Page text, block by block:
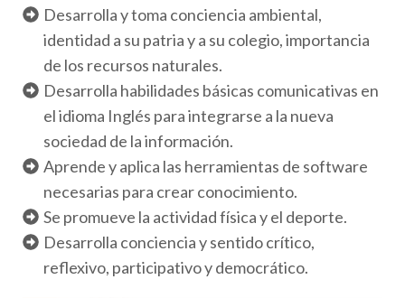
Desarrolla y toma conciencia ambiental,
identidad a su patria y a su colegio, importancia
de los recursos naturales.
Desarrolla habilidades básicas comunicativas en
el idioma Inglés para integrarse a la nueva
sociedad de la información.
Aprende y aplica las herramientas de software
necesarias para crear conocimiento.
Se promueve la actividad física y el deporte.
Desarrolla conciencia y sentido crítico,
reflexivo, participativo y democrático.